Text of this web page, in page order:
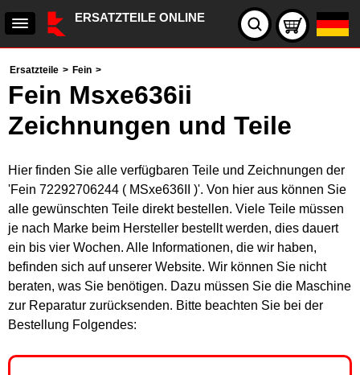
ERSATZTEILE ONLINE
Ersatzteile > Fein >
Fein Msxe636ii
Zeichnungen und Teile
Hier finden Sie alle verfügbaren Teile und Zeichnungen der
'Fein 72292706244 ( MSxe636II )'. Von hier aus können Sie
alle gewünschten Teile direkt bestellen. Viele Teile müssen
je nach Marke beim Hersteller bestellt werden, dies dauert
ein bis vier Wochen. Alle Informationen, die wir haben,
befinden sich auf unserer Website. Wir können Sie nicht
beraten, was Sie benötigen. Dazu müssen Sie die Maschine
zur Reparatur zurücksenden. Bitte beachten Sie bei der
Bestellung Folgendes: